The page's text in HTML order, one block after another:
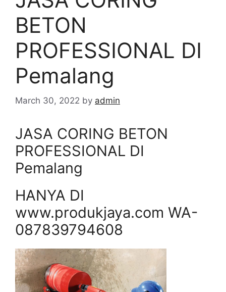
BETON
PROFESSIONAL DI
Pemalang
March 30, 2022 by admin
JASA CORING BETON
PROFESSIONAL DI
Pemalang
HANYA DI
www.produkjaya.com WA-
087839794608